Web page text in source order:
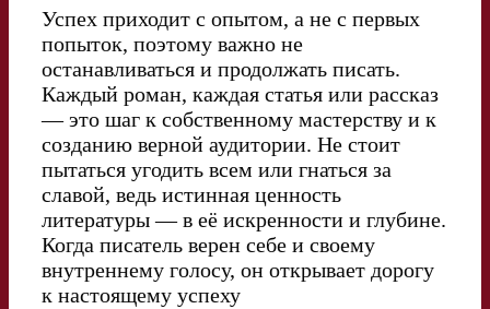
Успех приходит с опытом, а не с первых
попыток, поэтому важно не
останавливаться и продолжать писать.
Каждый роман, каждая статья или рассказ
— это шаг к собственному мастерству и к
созданию верной аудитории. Не стоит
пытаться угодить всем или гнаться за
славой, ведь истинная ценность
литературы — в её искренности и глубине.
Когда писатель верен себе и своему
внутреннему голосу, он открывает дорогу
к настоящему успеху